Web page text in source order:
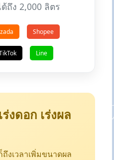
ถึง 2,000 ลิตร
Shopee
Line
งดอก เร่งผล
งเวลาเพิ่มขนาดผล